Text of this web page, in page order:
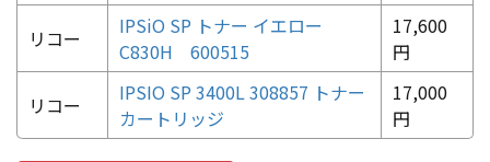
リコー
IPSiO SP トナー イエロー
C830H 600515
17,600
円
リコー
IPSIO SP 3400L 308857 トナー
カートリッジ
17,000
円